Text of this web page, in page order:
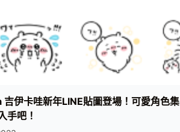
伊卡哇新年LINE貼圖登場！可愛角色集
手吧！